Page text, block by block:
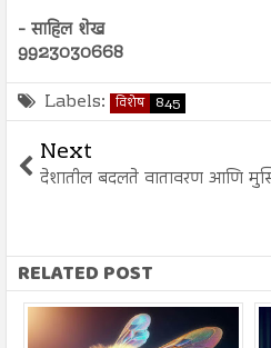
- साहिल शेख
9923030668
Labels: विशेष 845
Next
देशातील बदलते वातावरण आणि
RELATED POST